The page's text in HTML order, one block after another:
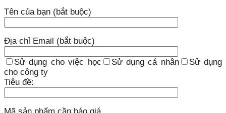
Tên của bạn (bắt buộc)
Địa chỉ Email (bắt buộc)
Sử dụng cho việc học Sử dụng cá nhân
Sử dụng
cho công ty
Tiêu đề:
Mã sản phẩm cần báo giá